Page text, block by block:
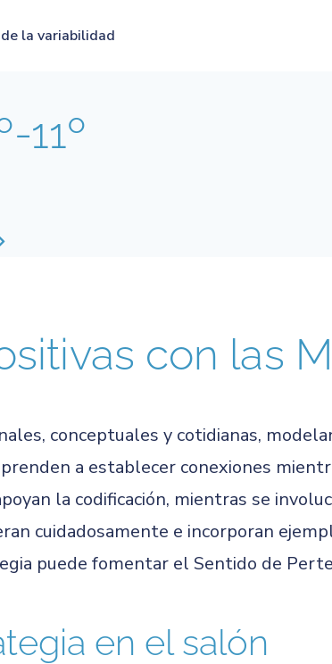
la variabilidad
11º
con las
conceptuales y cotidianas,
a establecer conexiones
la codificación, mientras se
cuidadosamente e incorporan
puede fomentar el Sentido de
en el salón